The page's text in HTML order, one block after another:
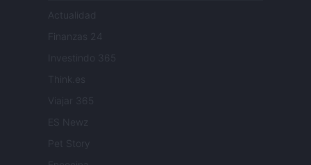
Actualidad
Finanzas 24
Investindo 365
Think.es
Viajar 365
ES Newz
Pet Story